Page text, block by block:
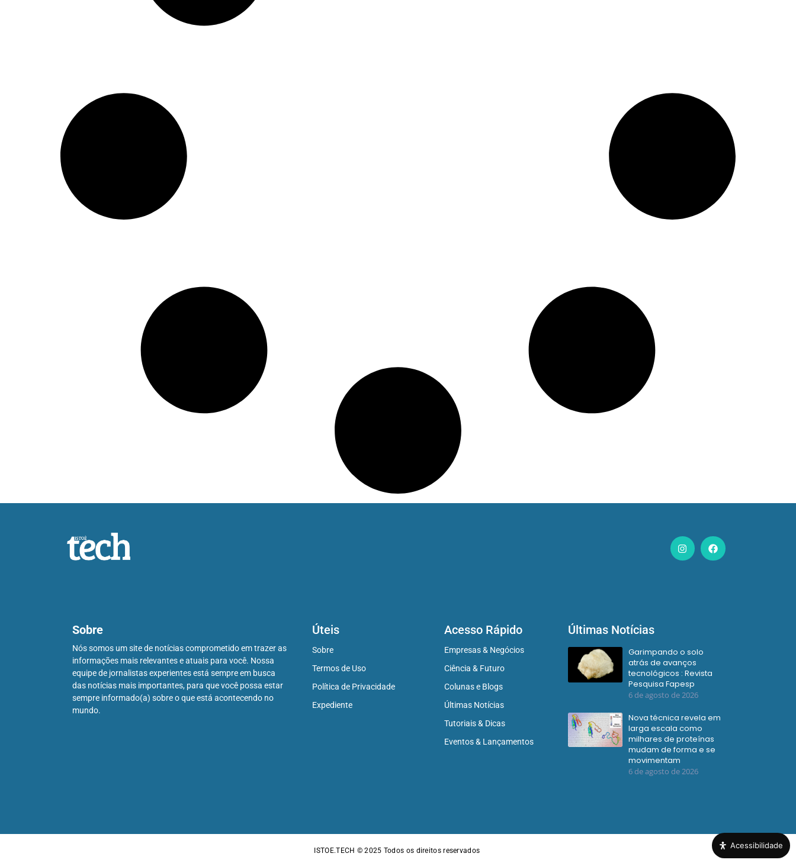
Sobre
Nós somos um site de notícias comprometido em trazer as
informações mais relevantes e atuais para você. Nossa
equipe de jornalistas experientes está sempre em busca
das notícias mais importantes, para que você possa estar
sempre informado(a) sobre o que está acontecendo no
mundo.
Úteis
Sobre
Termos de Uso
Política de Privacidade
Expediente
Acesso Rápido
Empresas & Negócios
Ciência & Futuro
Colunas e Blogs
Últimas Notícias
Tutoriais & Dicas
Eventos & Lançamentos
Últimas Notícias
Garimpando o solo
atrás de avanços
tecnológicos : Revista
Pesquisa Fapesp
6 de agosto de 2026
Nova técnica revela em
larga escala como
milhares de proteínas
mudam de forma e se
movimentam
6 de agosto de 2026
ISTOE.TECH © 2025 Todos os direitos reservados
Acessibilidade